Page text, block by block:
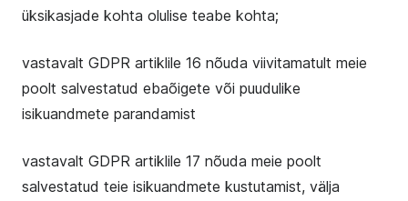
üksikasjade kohta olulise teabe kohta;
vastavalt GDPR artiklile 16 nõuda viivitamatult meie
poolt salvestatud ebaõigete või puudulike
isikuandmete parandamist
vastavalt GDPR artiklile 17 nõuda meie poolt
salvestatud teie isikuandmete kustutamist, välja